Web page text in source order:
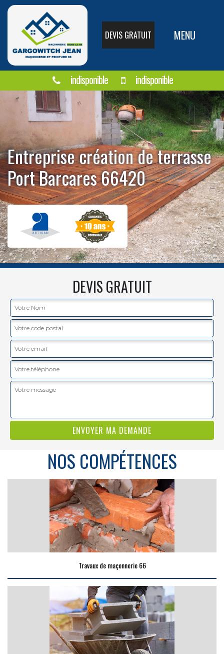
DEVIS GRATUIT MENU
indisponible indisponible
Entreprise création de terrasse
Port Barcares 66420
DEVIS GRATUIT
NOS COMPÉTENCES
Travaux de maçonnerie 66